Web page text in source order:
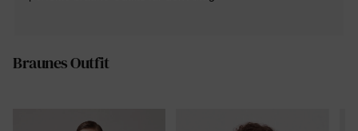
Braunes Outfit